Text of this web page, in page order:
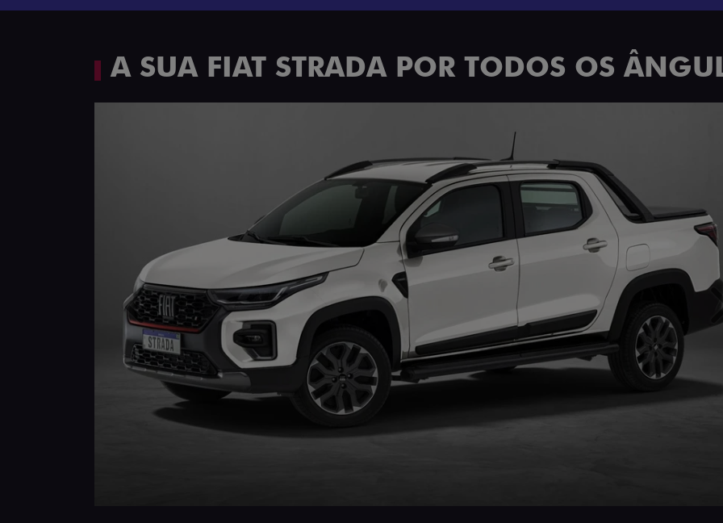
A SUA FIAT STRADA POR TODOS OS
Anterior